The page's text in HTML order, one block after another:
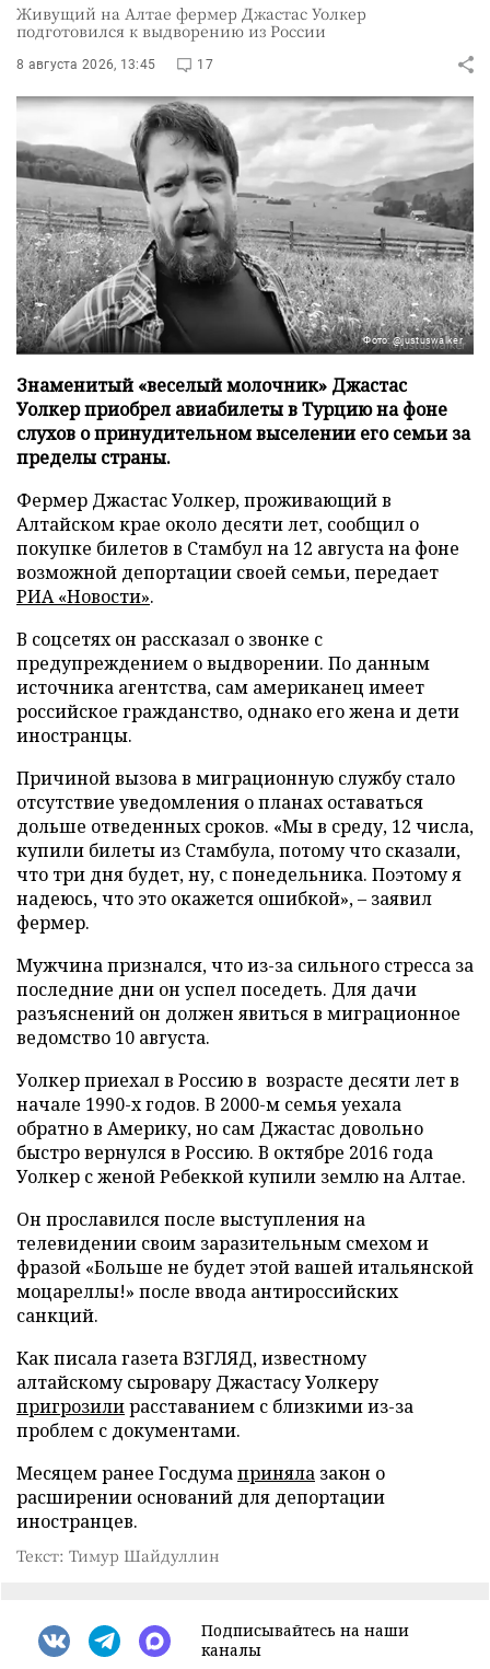
Живущий на Алтае фермер Джастас Уолкер
подготовился к выдворению из России
8 августа 2026, 13:45 17
Фото: @justuswalker
Знаменитый «веселый молочник» Джастас
Уолкер приобрел авиабилеты в Турцию на фоне
слухов о принудительном выселении его семьи за
пределы страны.
Фермер Джастас Уолкер, проживающий в
Алтайском крае около десяти лет, сообщил о
покупке билетов в Стамбул на 12 августа на фоне
возможной депортации своей семьи, передает
РИА «Новости».
В соцсетях он рассказал о звонке с
предупреждением о выдворении. По данным
источника агентства, сам американец имеет
российское гражданство, однако его жена и дети
иностранцы.
Причиной вызова в миграционную службу стало
отсутствие уведомления о планах оставаться
дольше отведенных сроков. «Мы в среду, 12 числа,
купили билеты из Стамбула, потому что сказали,
что три дня будет, ну, с понедельника. Поэтому я
надеюсь, что это окажется ошибкой», – заявил
фермер.
Мужчина признался, что из-за сильного стресса за
последние дни он успел поседеть. Для дачи
разъяснений он должен явиться в миграционное
ведомство 10 августа.
Уолкер приехал в Россию в возрасте десяти лет в
начале 1990-х годов. В 2000-м семья уехала
обратно в Америку, но сам Джастас довольно
быстро вернулся в Россию. В октябре 2016 года
Уолкер с женой Ребеккой купили землю на Алтае.
Он прославился после выступления на
телевидении своим заразительным смехом и
фразой «Больше не будет этой вашей итальянской
моцареллы!» после ввода антироссийских
санкций.
Как писала газета ВЗГЛЯД, известному
алтайскому сыровару Джастасу Уолкеру
пригрозилирасставанием с близкими из-за
проблем с документами.
Месяцем ранее Госдумаприняла закон о
расширении оснований для депортации
иностранцев.
Текст: Тимур Шайдуллин
Подписывайтесь на наши
каналы